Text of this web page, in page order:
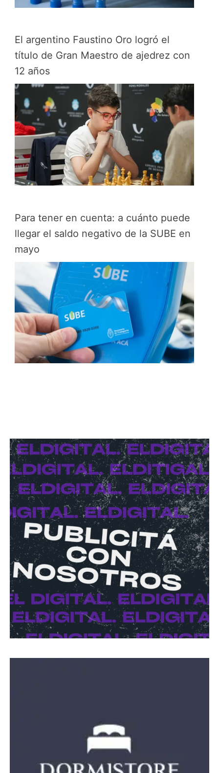
El argentino Faustino Oro logró el
título de Gran Maestro de ajedrez con
12 años
Para tener en cuenta: a cuánto puede
llegar el saldo negativo de la SUBE en
mayo